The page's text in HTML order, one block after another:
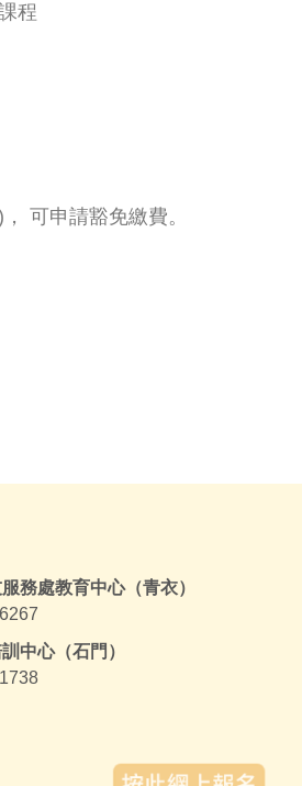
程
可申請豁免繳費。
務處教育中心（青衣）
中心（石門）